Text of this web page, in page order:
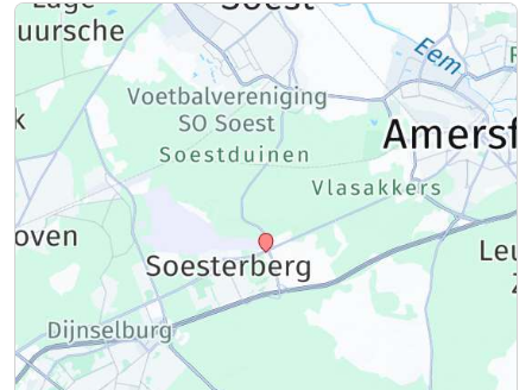
Ausstattung
Für 3 Tage p.P. ab145,00 €